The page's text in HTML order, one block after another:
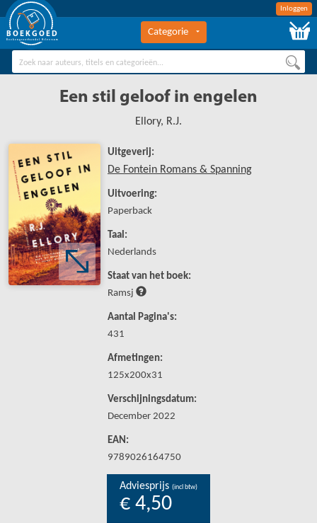
Inloggen
BOEKGOED
Boekengroothandel Hilversum
Categorie
Een stil geloof in engelen
Ellory, R.J.
Uitgeverij:
De Fontein Romans & Spanning
Uitvoering:
Paperback
Taal:
Nederlands
Staat van het boek:
Ramsj
Aantal Pagina's:
431
Afmetingen:
125x200x31
Verschijningsdatum:
December 2022
EAN:
9789026164750
Adviesprijs (incl btw)
€ 4,50